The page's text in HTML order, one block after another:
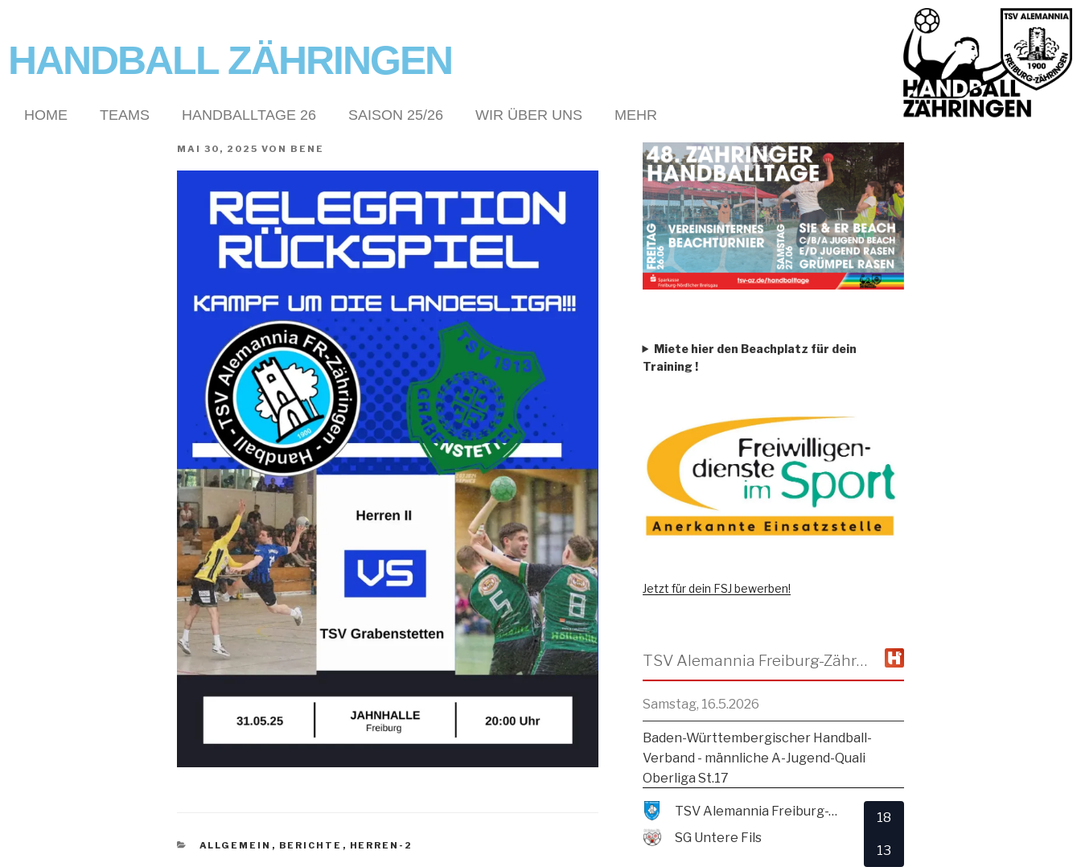
HANDBALL ZÄHRINGEN
HOME TEAMS HANDBALLTAGE 26 SAISON 25/26 WIR ÜBER UNS MEHR
MAI 30, 2025 VON BENE
ALLGEMEIN , BERICHTE , HERREN-2
Miete hier den Beachplatz für dein
Training !
Jetzt für dein FSJ bewerben!
TSV Alemannia Freiburg-Zähringen
Samstag, 16.5.2026
Baden-Württembergischer Handball-
Verband - männliche A-Jugend-Quali
Oberliga St.17
TSV Alemannia Freiburg-Zähringen
SG Untere Fils
18
13